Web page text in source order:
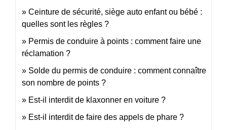
Ceinture de sécurité, siège auto enfant ou bébé :
quelles sont les règles ?
Permis de conduire à points : comment faire une
réclamation ?
Solde du permis de conduire : comment connaître
son nombre de points ?
Est-il interdit de klaxonner en voiture ?
Est-il interdit de faire des appels de phare ?